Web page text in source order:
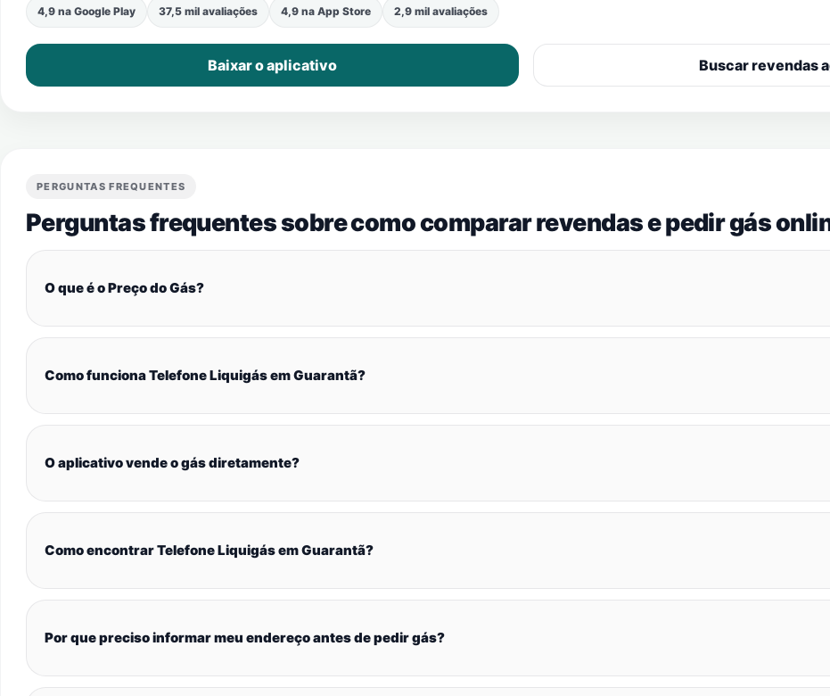
4,9 na Google Play 37,5 mil avaliações 4,9 na App Store 2,9 mil avaliações
Baixar o aplicativo Buscar revendas
PERGUNTAS FREQUENTES
Perguntas frequentes sobre como comparar revendas e pedir gás
O que é o Preço do Gás?
Como funciona Telefone Liquigás em Guarantã?
O aplicativo vende o gás diretamente?
Como encontrar Telefone Liquigás em Guarantã?
Por que preciso informar meu endereço antes de pedir gás?